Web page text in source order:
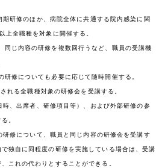
研修のほか、病院全体に共通する院内感染に関
上全職種を対象に開催する。
じ内容の研修を複数回行うなど、職員の受講機
修についても必要に応じて随時開催する。
る全職種対象の研修会を受講する。
、出席者、研修項目等）、および外部研修の参
。
修について、職員と同じ内容の研修会を受講す
独自に同程度の研修を実施している場合は、受講
これの代わりとすることができる。